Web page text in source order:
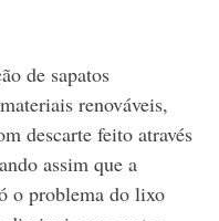
de sapatos
renováveis,
descarte feito através
assim que a
o problema do lixo